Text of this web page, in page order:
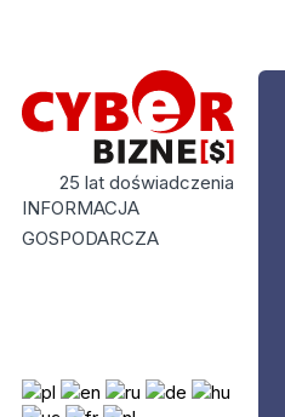
25 lat doświadczenia
INFORMACJA
GOSPODARCZA